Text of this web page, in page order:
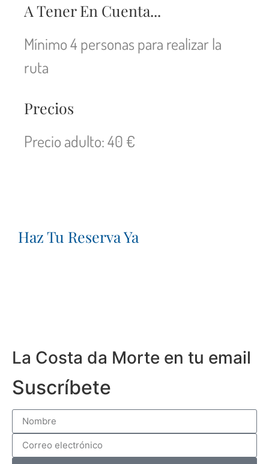
A Tener En Cuenta...
Mínimo 4 personas para realizar la
ruta
Precios
Precio adulto: 40 €
Haz Tu Reserva Ya
La Costa da Morte en tu email
Suscríbete